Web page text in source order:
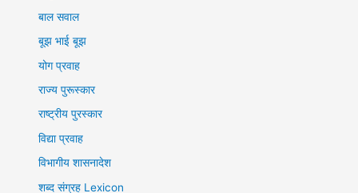
बाल सवाल
बूझ भाई बूझ
योग प्रवाह
राज्य पुरूस्कार
राष्ट्रीय पुरस्कार
विद्या प्रवाह
विभागीय शासनादेश
शब्द संग्रह Lexicon